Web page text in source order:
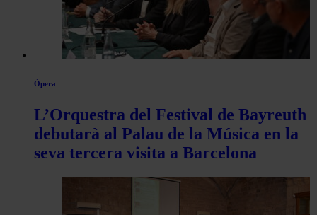
Òpera
L’Orquestra del Festival de Bayreuth
debutarà al Palau de la Música en la
seva tercera visita a Barcelona